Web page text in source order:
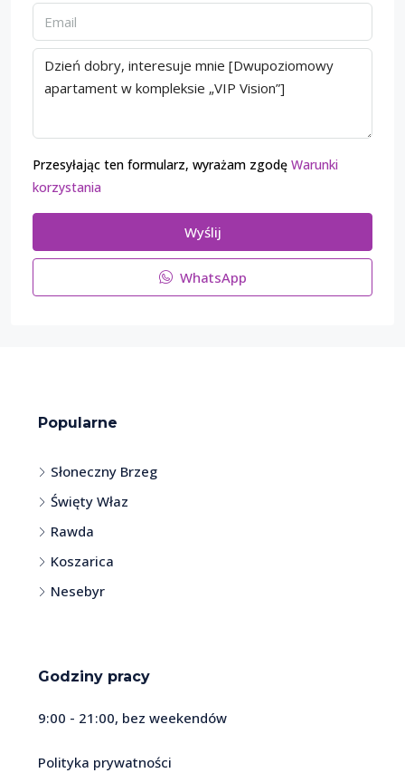
Przesyłając ten formularz, wyrażam zgodę Warunki
korzystania
Wyślij
WhatsApp
Popularne
Słoneczny Brzeg
Święty Właz
Rawda
Koszarica
Nesebyr
Godziny pracy
9:00 - 21:00, bez weekendów
Polityka prywatności